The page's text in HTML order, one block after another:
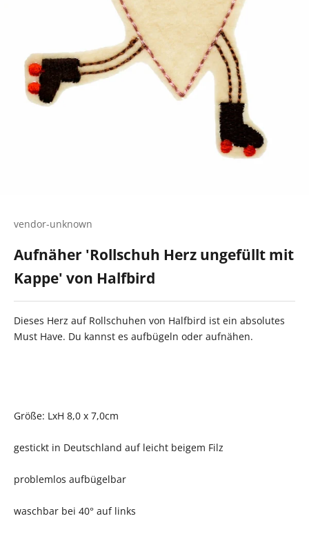
vendor-unknown
Aufnäher 'Rollschuh Herz ungefüllt mit
Kappe' von Halfbird
Dieses Herz auf Rollschuhen von Halfbird ist ein absolutes
Must Have. Du kannst es aufbügeln oder aufnähen.
Größe: LxH 8,0 x 7,0cm
gestickt in Deutschland auf leicht beigem Filz
problemlos aufbügelbar
waschbar bei 40° auf links